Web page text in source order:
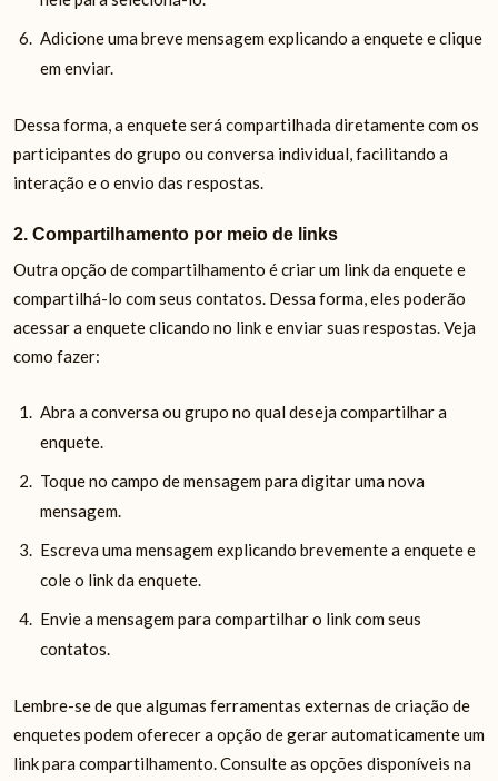
Adicione uma breve mensagem explicando a enquete e clique
em enviar.
Dessa forma, a enquete será compartilhada diretamente com os
participantes do grupo ou conversa individual, facilitando a
interação e o envio das respostas.
2. Compartilhamento por meio de links
Outra opção de compartilhamento é criar um link da enquete e
compartilhá-lo com seus contatos. Dessa forma, eles poderão
acessar a enquete clicando no link e enviar suas respostas. Veja
como fazer:
Abra a conversa ou grupo no qual deseja compartilhar a
enquete.
Toque no campo de mensagem para digitar uma nova
mensagem.
Escreva uma mensagem explicando brevemente a enquete e
cole o link da enquete.
Envie a mensagem para compartilhar o link com seus
contatos.
Lembre-se de que algumas ferramentas externas de criação de
enquetes podem oferecer a opção de gerar automaticamente um
link para compartilhamento. Consulte as opções disponíveis na